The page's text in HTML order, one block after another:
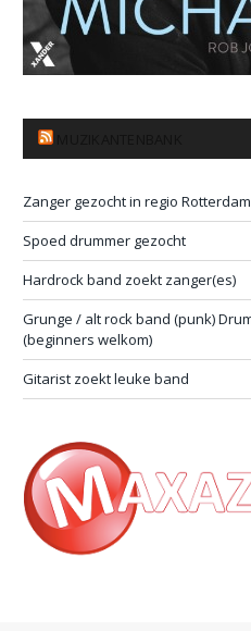
Zanger gezocht in regio Rotterdam
Spoed drummer gezocht
Hardrock band zoekt zanger(es)
Grunge / alt rock band (punk)
(beginners welkom)
Gitarist zoekt leuke band